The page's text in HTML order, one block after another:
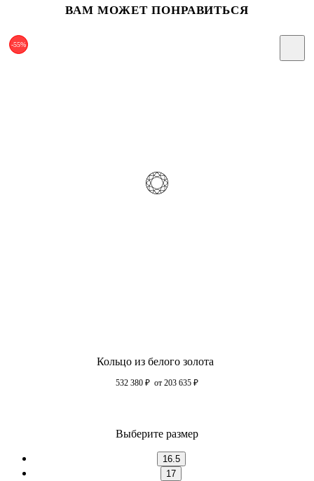
ВАМ МОЖЕТ ПОНРАВИТЬСЯ
-55%
Кольцо из белого золота
532 380 ₽ от 203 635 ₽
Выберите размер
16.5
17